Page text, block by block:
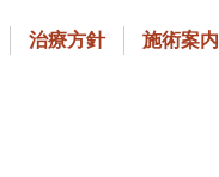
治療方針 施術案内